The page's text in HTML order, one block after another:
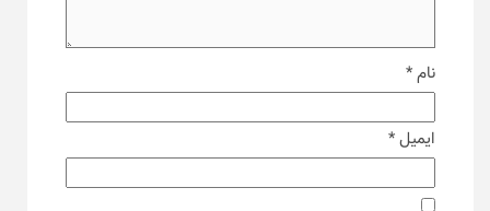
نام*
ایمیل*